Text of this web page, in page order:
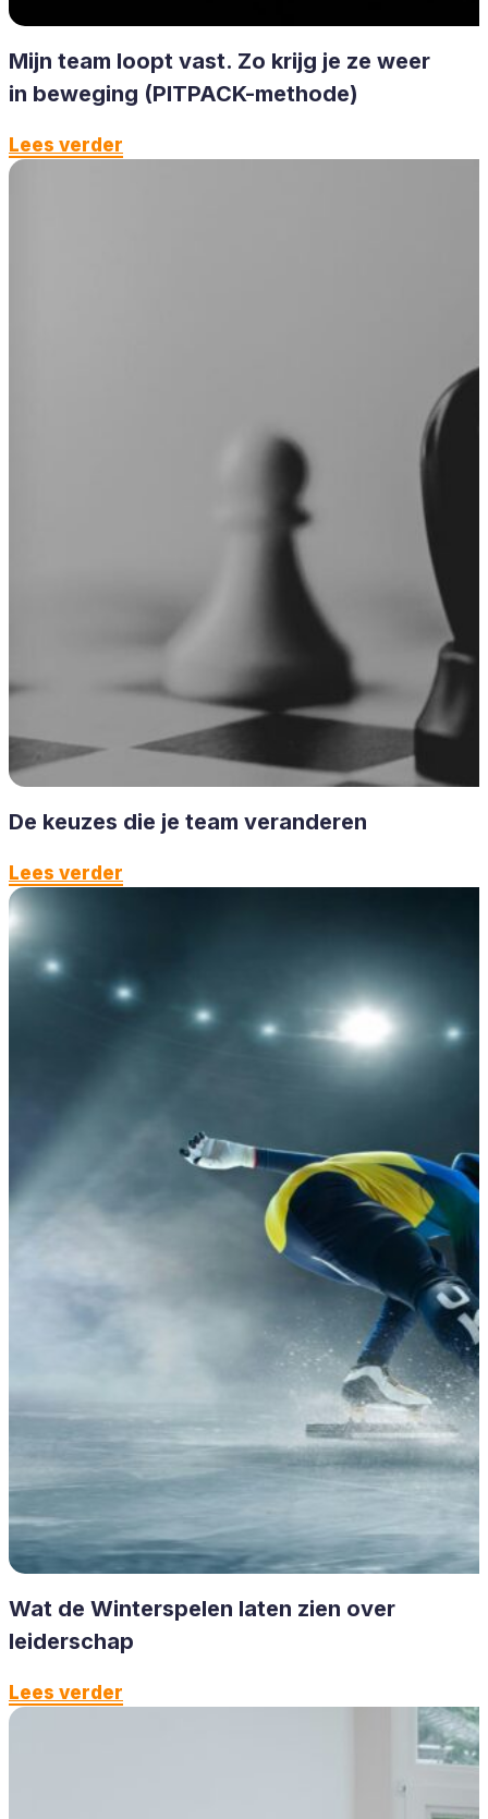
Mijn team loopt vast. Zo krijg je ze weer
in beweging (PITPACK-methode)
Lees verder
De keuzes die je team veranderen
Lees verder
Wat de Winterspelen laten zien over
leiderschap
Lees verder